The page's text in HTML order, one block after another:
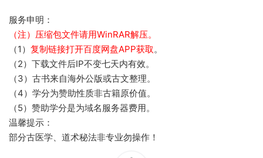
服务申明：
（注）压缩包文件请用WinRAR解压。
（1） 复制链接打开百度网盘APP获取。
（2）下载文件后IP不变七天内有效。
（3）古书来自海外公版或古文整理。
（4）学分为赞助性质非古籍原价值。
（5）赞助学分是为域名服务器费用。
温馨提示：
部分古医学、道术秘法非专业勿操作！